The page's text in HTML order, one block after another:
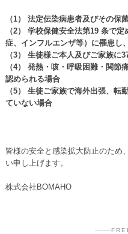
（1） 法定伝染病患者及びその保
（2） 学校保健安全法第19 条で
症、インフルエンザ等）に罹患し
（3） 生徒様ご本人及びご家族に
（4） 発熱・咳・呼吸困難・関節
認められる場合
（5） 生徒ご家族で海外出張、転
ていない場合
皆様の安全と感染拡大防止のため
い申し上げます。
株式会社BOMAHO